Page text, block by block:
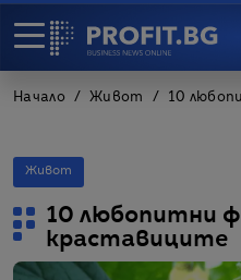
Начало Живот 10
Живот
10 любопитни
краставиците